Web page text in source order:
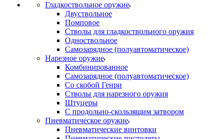
Гладкоствольное оружие
Двуствольное
Помповое
Стволы для гладкоствольного оружия
Одноствольное
Самозарядное (полуавтоматическое)
Нарезное оружие
Комбинированное
Самозарядное (полуавтоматическое)
Со скобой Генри
Стволы для нарезного оружия
Штуцеры
С продольно-скользящим затвором
Пневматическое оружие
Пневматические винтовки